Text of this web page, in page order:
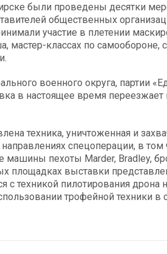
были проведены десятки
общественных
участие в плетении
мастер-классах по самообороне,
военного округа, партии
в настоящее время переезжает
техника, уничтоженная и
спецоперации, в том
машины пехоты Marder, Bradley,
площадках выставки
с техникой пилотирования дрона
трофейной техники в